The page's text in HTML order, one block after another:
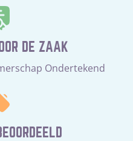
DE ZAAK
Ondertekend